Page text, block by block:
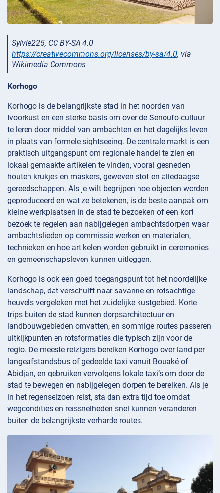
Sylvie225, CC BY-SA 4.0
https://creativecommons.org/licenses/by-sa/4.0, via
Wikimedia Commons
Korhogo
Korhogo is de belangrijkste stad in het noorden van
Ivoorkust en een sterke basis om over de Senoufo-cultuur
te leren door middel van ambachten en het dagelijks leven
in plaats van formele sightseeing. De centrale markt is een
praktisch uitgangspunt om regionale handel te zien en
lokaal gemaakte artikelen te vinden, vooral gesneden
houten krukjes en maskers, geweven stof en alledaagse
gereedschappen. Als je wilt begrijpen hoe objecten worden
geproduceerd en wat ze betekenen, is de beste aanpak om
kleine werkplaatsen in de stad te bezoeken of een kort
bezoek te regelen aan nabijgelegen ambachtsdorpen waar
ambachtslieden op commissie werken en materialen,
technieken en hoe artikelen worden gebruikt in ceremonies
en gemeenschapsleven kunnen uitleggen.
Korhogo is ook een goed toegangspunt tot het noordelijke
landschap, dat verschuift naar savanne en rotsachtige
heuvels vergeleken met het zuidelijke kustgebied. Korte
trips buiten de stad kunnen dorpsarchitectuur en
landbouwgebieden omvatten, en sommige routes passeren
uitkijkpunten en rotsformaties die typisch zijn voor de
regio. De meeste reizigers bereiken Korhogo over land per
langeafstandsbus of gedeelde taxi vanuit Bouaké of
Abidjan, en gebruiken vervolgens lokale taxi’s om door de
stad te bewegen en nabijgelegen dorpen te bereiken. Als je
in het regenseizoen reist, sta dan extra tijd toe omdat
wegcondities en reissnelheden snel kunnen veranderen
buiten de belangrijkste verharde routes.